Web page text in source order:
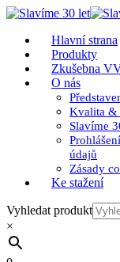
Hlavní strana
Produkty
Zkušebna
O nás
Kvalita &
Slavíme
údajů
Zásady
Ke stažení
Vyhledat produkt
×